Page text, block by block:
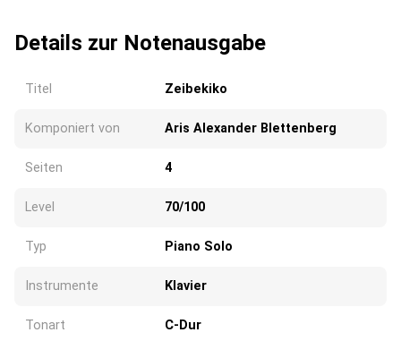
Details zur Notenausgabe
Titel Zeibekiko
Komponiert von Aris Alexander Blettenberg
Seiten 4
Level 70/100
Typ Piano Solo
Instrumente Klavier
Tonart C-Dur